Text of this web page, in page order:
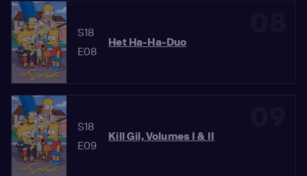
S18
E08
Het Ha-Ha-Duo
S18
E09
Kill Gil, Volumes I & II